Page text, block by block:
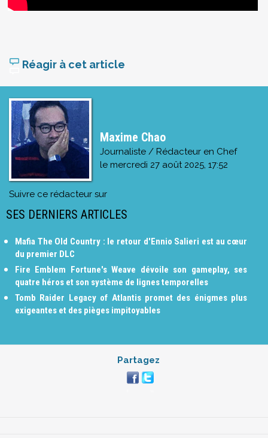
Réagir à cet article
Maxime Chao
Journaliste / Rédacteur en Chef
le mercredi 27 août 2025, 17:52
Suivre ce rédacteur sur
SES DERNIERS ARTICLES
Mafia The Old Country : le retour d'Ennio Salieri est au cœur
du premier DLC
Fire Emblem Fortune's Weave dévoile son gameplay, ses
quatre héros et son système de lignes temporelles
Tomb Raider Legacy of Atlantis promet des énigmes plus
exigeantes et des pièges impitoyables
Partagez